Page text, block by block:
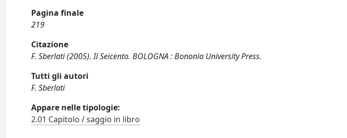
Pagina finale
219
Citazione
F. Sberlati (2005). Il Seicento. BOLOGNA : Bononia University Press.
Tutti gli autori
F. Sberlati
Appare nelle tipologie:
2.01 Capitolo / saggio in libro